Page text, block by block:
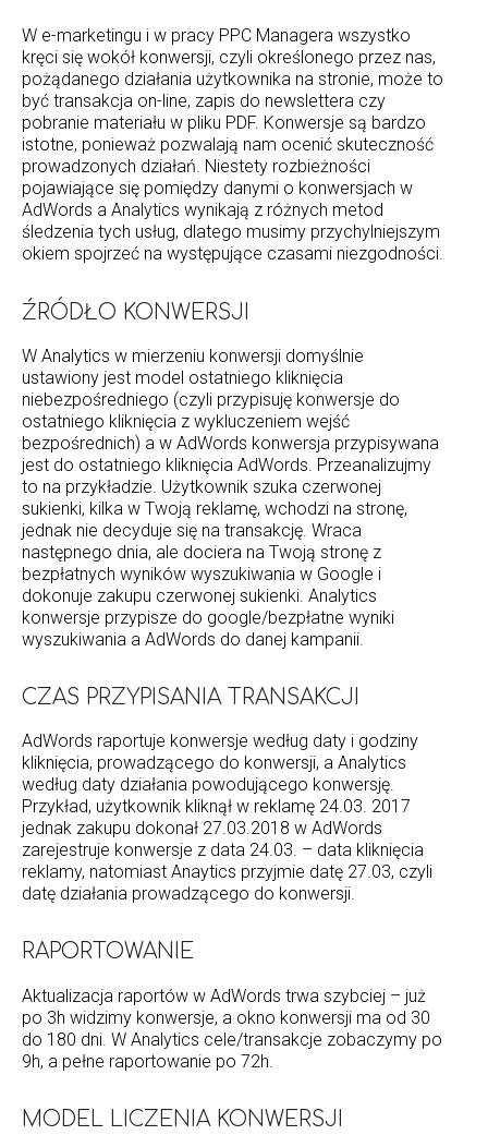
W e-marketingu i w pracy PPC Managera wszystko
kręci się wokół konwersji, czyli określonego przez nas,
pożądanego działania użytkownika na stronie, może to
być transakcja on-line, zapis do newslettera czy
pobranie materiału w pliku PDF. Konwersje są bardzo
istotne, ponieważ pozwalają nam ocenić skuteczność
prowadzonych działań. Niestety rozbieżności
pojawiające się pomiędzy danymi o konwersjach w
AdWords a Analytics wynikają z różnych metod
śledzenia tych usług, dlatego musimy przychylniejszym
okiem spojrzeć na występujące czasami niezgodności.
ŹRÓDŁO KONWERSJI
W Analytics w mierzeniu konwersji domyślnie
ustawiony jest model ostatniego kliknięcia
niebezpośredniego (czyli przypisuję konwersje do
ostatniego kliknięcia z wykluczeniem wejść
bezpośrednich) a w AdWords konwersja przypisywana
jest do ostatniego kliknięcia AdWords. Przeanalizujmy
to na przykładzie. Użytkownik szuka czerwonej
sukienki, kilka w Twoją reklamę, wchodzi na stronę,
jednak nie decyduje się na transakcję. Wraca
następnego dnia, ale dociera na Twoją stronę z
bezpłatnych wyników wyszukiwania w Google i
dokonuje zakupu czerwonej sukienki. Analytics
konwersje przypisze do google/bezpłatne wyniki
wyszukiwania a AdWords do danej kampanii.
CZAS PRZYPISANIA TRANSAKCJI
AdWords raportuje konwersje według daty i godziny
kliknięcia, prowadzącego do konwersji, a Analytics
według daty działania powodującego konwersję.
Przykład, użytkownik kliknął w reklamę 24.03. 2017
jednak zakupu dokonał 27.03.2018 w AdWords
zarejestruje konwersje z data 24.03. – data kliknięcia
reklamy, natomiast Anaytics przyjmie datę 27.03, czyli
datę działania prowadzącego do konwersji.
RAPORTOWANIE
Aktualizacja raportów w AdWords trwa szybciej – już
po 3h widzimy konwersje, a okno konwersji ma od 30
do 180 dni. W Analytics cele/transakcje zobaczymy po
9h, a pełne raportowanie po 72h.
MODEL LICZENIA KONWERSJI